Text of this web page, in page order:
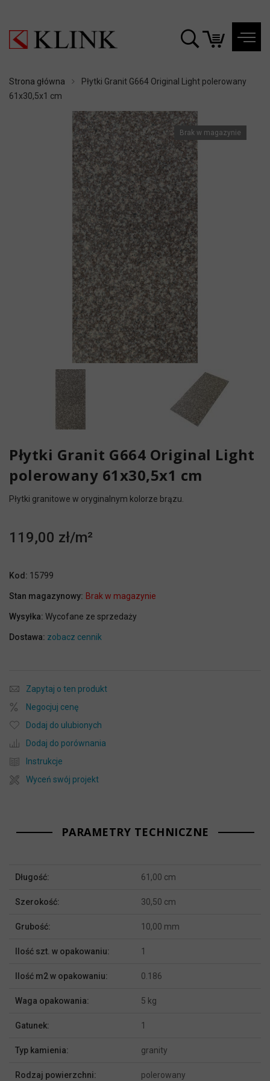
Strona główna
Płytki Granit G664 Original Light polerowany
61x30,5x1 cm
Brak w magazynie
Płytki Granit G664 Original Light
polerowany 61x30,5x1 cm
Płytki granitowe w oryginalnym kolorze brązu.
119,00 zł
Kod: 15799
Stan magazynowy: Brak w magazynie
Wysyłka: Wycofane ze sprzedaży
Dostawa: zobacz cennik
Zapytaj o ten produkt
Negocjuj cenę
Dodaj do ulubionych
Dodaj do porównania
Instrukcje
Wyceń swój projekt
PARAMETRY TECHNICZNE
Długość: 61,00 cm
Szerokość: 30,50 cm
Grubość: 10,00 mm
Ilość szt. w opakowaniu: 1
Ilość m2 w opakowaniu: 0.186
Waga opakowania: 5 kg
Gatunek: 1
Typ kamienia: granity
Rodzaj powierzchni: polerowany